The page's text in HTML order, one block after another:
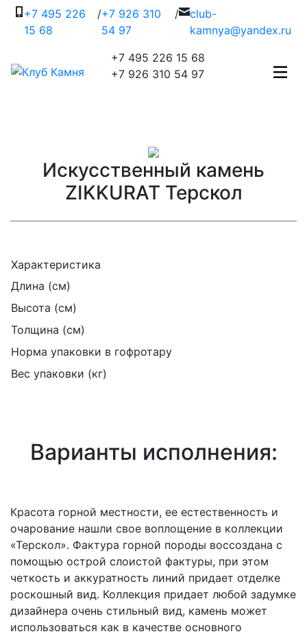
+7 495 226
15 68
/+7 926 310
54 97
/ club-
kamnya@yandex.ru
+7 495 226 15 68
+7 926 310 54 97
Искусственный камень
ZIKKURAT Терскол
Характеристика
Длина (см)
Высота (см)
Толщина (см)
Норма упаковки в гофротару
Вес упаковки (кг)
Варианты исполнения:
Красота горной местности, ее естественность и
очарование нашли свое воплощение в коллекции
«Терскол». Фактура горной породы воссоздана с
помощью острой слоистой фактуры, при этом
четкость и аккуратность линий придает отделке
роскошный вид. Коллекция придает любой задумке
дизайнера очень стильный вид, камень может
использоваться как в качестве основного